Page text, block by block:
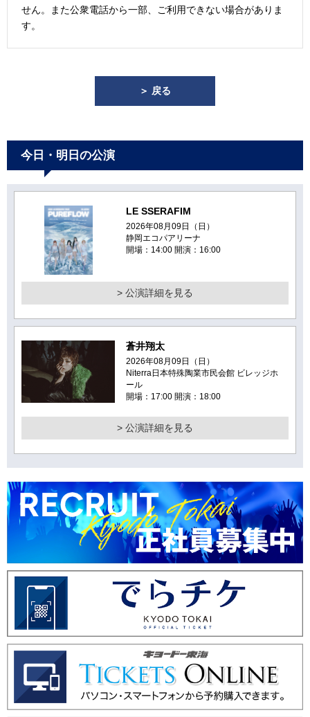
せん。また公衆電話から一部、ご利用できない場合がありま
す。
＞ 戻る
今日・明日の公演
LE SSERAFIM
2026年08月09日（日）
静岡エコパアリーナ
開場：14:00 開演：16:00
> 公演詳細を見る
蒼井翔太
2026年08月09日（日）
Niterra日本特殊陶業市民会館 ビレッジホ
ール
開場：17:00 開演：18:00
> 公演詳細を見る